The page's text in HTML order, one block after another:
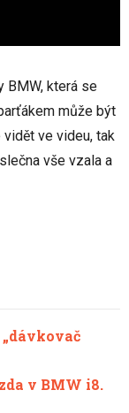
BMW, která se
může být
ve videu, tak
vše vzala a
v BMW i8.